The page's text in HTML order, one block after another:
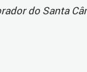
do Santa